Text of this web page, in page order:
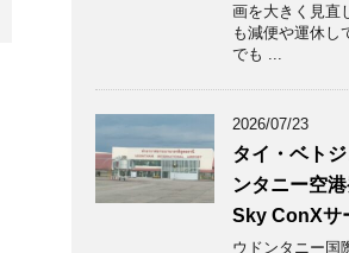
画を大きく見直
も減便や運休し
でも ...
2026/07/23
タイ・ベト
ンタニー空
Sky ConXサ
ウドンタニー国